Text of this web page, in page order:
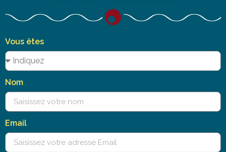
Vous êtes
Nom
Email